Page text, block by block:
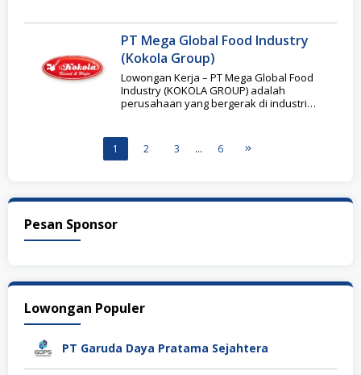
PT Mega Global Food Industry
(Kokola Group)
Lowongan Kerja – PT Mega Global Food
Industry (KOKOLA GROUP) adalah
perusahaan yang bergerak di industri
1 2 3 … 6
Pesan Sponsor
Lowongan Populer
PT Garuda Daya Pratama Sejahtera